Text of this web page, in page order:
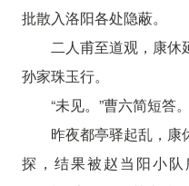
批散入洛阳各处隐蔽。
二人甫至道观，康休
孙家珠玉行。
“未见。”曹六简短答。
昨夜都亭驿起乱，康
探，结果被赵当阳小